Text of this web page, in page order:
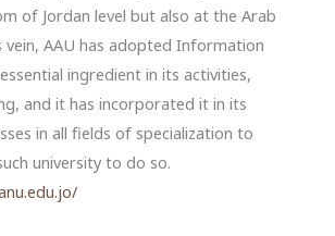
of Jordan level but also at the Arab
vein, AAU has adopted Information
ingredient in its activities,
and it has incorporated it in its
in all fields of specialization to
university to do so.